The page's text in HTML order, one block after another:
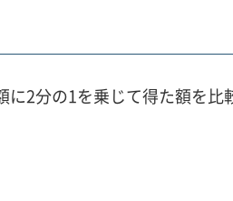
2分の1を乗じて得た額を比